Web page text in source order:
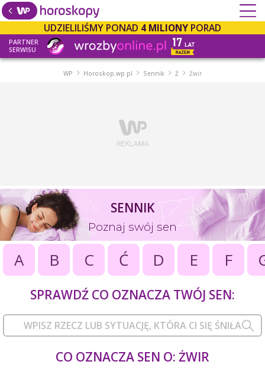
UDZIELILIŚMY PONAD 4 MILIONY PORAD
PARTNER
SERWISU
WP Horoskop.wp.pl Sennik Ż Żwir
SENNIK
Poznaj swój sen
A B C Ć D E F
SPRAWDŹ CO OZNACZA TWÓJ SEN:
CO OZNACZA SEN O: ŻWIR